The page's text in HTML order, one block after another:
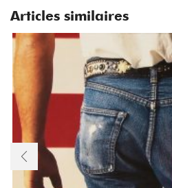
Articles similaires